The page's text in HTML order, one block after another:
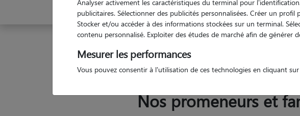
Nos promeneurs et
Analyser activement les caractéristiques du terminal pour
publicitaires. Sélectionner des publicités personnalisées. Créer un
Stocker et/ou accéder à des informations stockées sur un terminal.
contenu personnalisé. Exploiter des études de marché afin de générer
Mesurer les performances
Vous pouvez consentir à l'utilisation de ces technologies en cliquant